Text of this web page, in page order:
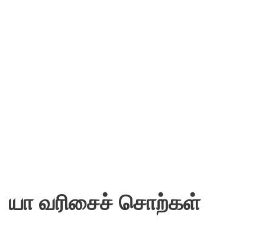
யா வரிசைச் சொற்கள்